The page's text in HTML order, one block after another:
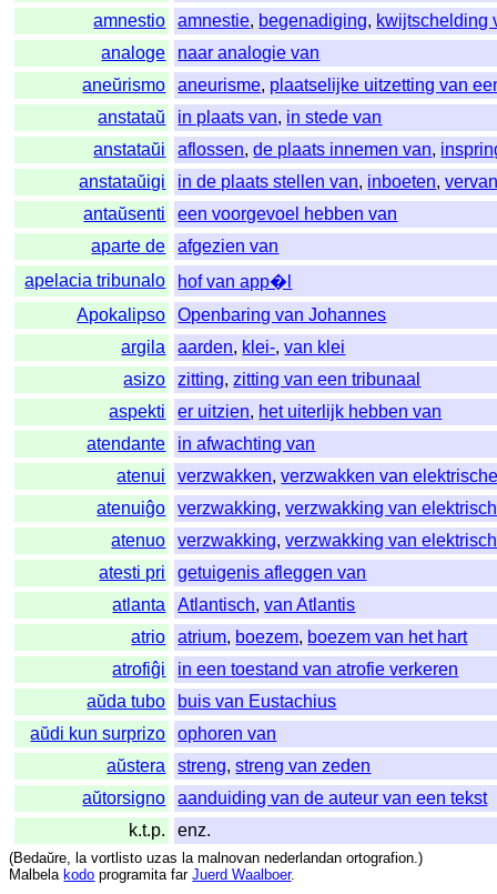
amnestio
amnestie, begenadiging, kwijtschelding
analoge
naar analogie van
aneŭrismo
aneurisme, plaatselijke uitzetting van
anstataŭ
in plaats van, in stede van
anstataŭi
aflossen,de plaats innemen van,
anstataŭigi
in de plaats stellen van, inboeten,
antaŭsenti
een voorgevoel hebben van
aparte de
afgezien van
apelacia tribunalo
hof van app�l
Apokalipso
Openbaring van Johannes
argila
aarden, klei-,van klei
asizo
zitting,zitting van een tribunaal
aspekti
er uitzien, het uiterlijk hebben van
atendante
in afwachting van
atenui
verzwakken,verzwakken van
atenuiĝo
verzwakking,verzwakking van
atenuo
verzwakking,verzwakking van
atesti pri
getuigenis afleggen van
atlanta
Atlantisch,van Atlantis
atrio
atrium, boezem, boezem van het hart
atrofiĝi
in een toestand van atrofie verkeren
aŭda tubo
buis van Eustachius
aŭdi kun surprizo
ophoren van
aŭstera
streng,streng van zeden
aŭtorsigno
aanduiding van de auteur van een tekst
k.t.p.
enz.
(Bedaŭre, la vortlisto uzas la malnovan nederlandan ortografion.)
Malbela kodo programita far Juerd Waalboer.